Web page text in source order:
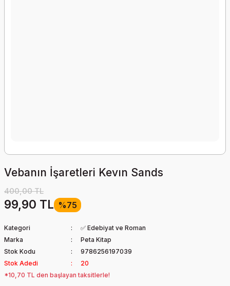
Vebanın İşaretleri Kevın Sands
400,00 TL
99,90 TL %75
Kategori
✅ Edebiyat ve Roman
Marka
Peta Kitap
Stok Kodu
9786256197039
Stok Adedi
20
*10,70 TL den başlayan taksitlerle!